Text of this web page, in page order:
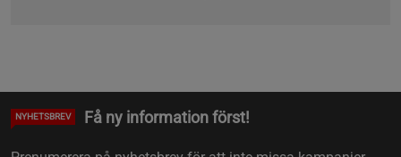
NYHETSBREV Få ny information först!